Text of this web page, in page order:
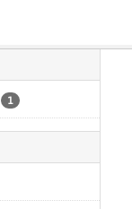
1